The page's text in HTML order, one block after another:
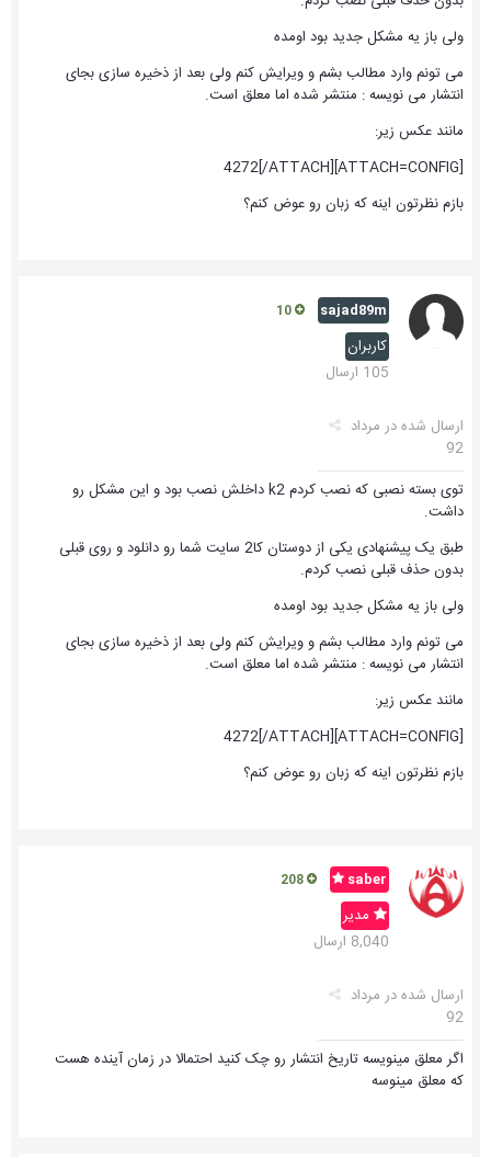
ولی باز یه مشکل جدید بود اومده
می تونم وارد مطالب بشم و ویرایش کنم ولی بعد از ذخیره سازی بجای
انتشار می نویسه : منتشر شده اما معلق است.
مانند عکس زیر:
[ATTACH=CONFIG]4272[/ATTACH]
بازم نظرتون اینه که زبان رو عوض کنم؟
sajad89m
کاربران
105 ارسال
ارسال شده در مرداد
92
توی بسته نصبی که نصب کردم k2 داخلش نصب بود و این مشکل رو
داشت.
طبق یک پیشنهادی یکی از دوستان کا2 سایت شما رو دانلود و روی قبلی
بدون حذف قبلی نصب کردم.
ولی باز یه مشکل جدید بود اومده
می تونم وارد مطالب بشم و ویرایش کنم ولی بعد از ذخیره سازی بجای
انتشار می نویسه : منتشر شده اما معلق است.
مانند عکس زیر:
[ATTACH=CONFIG]4272[/ATTACH]
بازم نظرتون اینه که زبان رو عوض کنم؟
saber
مدیر
8,040 ارسال
ارسال شده در مرداد
92
اگر معلق مینویسه تاریخ انتشار رو چک کنید احتمالا در زمان آینده هست
که معلق مینوسه